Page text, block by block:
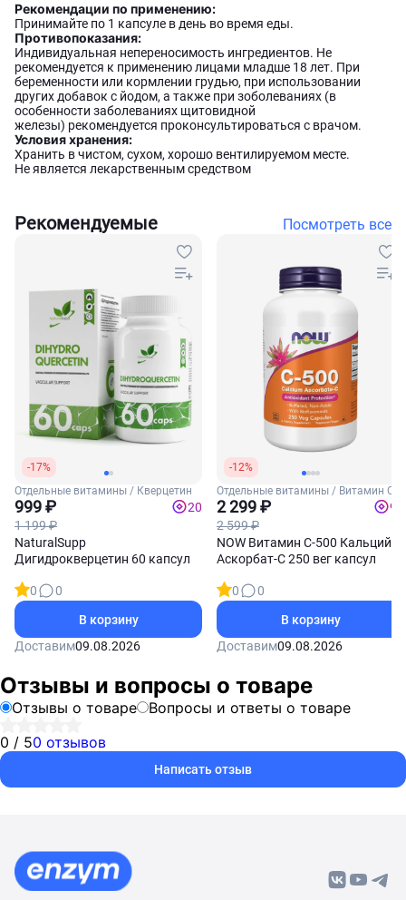
Рекомендации по применению:
Принимайте по 1 капсуле в день во время еды.
Противопоказания:
Индивидуальная непереносимость ингредиентов. Не
рекомендуется к применению лицами младше 18 лет. При
беременности или кормлении грудью, при использовании
других добавок с йодом, а также при зоболеваниях (в
особенности заболеваниях щитовидной
железы) рекомендуется проконсультироваться с врачом.
Условия хранения:
Хранить в чистом, сухом, хорошо вентилируемом месте.
Не является лекарственным средством
Рекомендуемые Посмотреть все
-17%
Отдельные витамины / Кверцетин
999 ₽
1 199 ₽
20
NaturalSupp
Дигидрокверцетин 60 капсул
0
0
В корзину
Доставим09.08.2026
-12%
Отдельные витамины / Витамин С
2 299 ₽
2 599 ₽
92
NOW Витамин С-500 Кальций
Аскорбат-С 250 вег капсул
0
0
В корзину
Доставим09.08.2026
Отзывы и вопросы о товаре
Отзывы о товаре
Вопросы и ответы о товаре
0 / 50 отзывов
Написать отзыв